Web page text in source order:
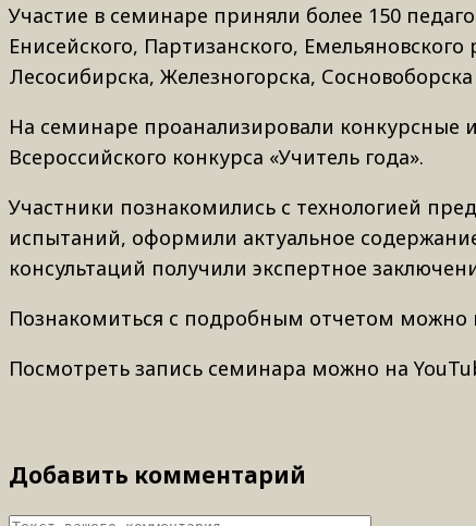
Участие в семинаре приняли более 150
Енисейского, Партизанского,
Лесосибирска, Железногорска,
На семинаре проанализировали конкурсные
Всероссийского конкурса «Учитель года».
Участники познакомились с технологией
испытаний, оформили актуальное
консультаций получили экспертное
Познакомиться с подробным отчетом можно
Посмотреть запись семинара можно на
Добавить комментарий